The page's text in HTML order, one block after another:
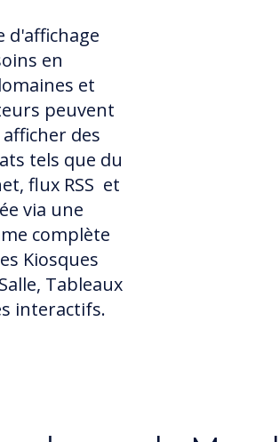
d'affichage
en
et
peuvent
des
tels que du
flux RSS et
via une
complète
Kiosques
Tableaux
interactifs.